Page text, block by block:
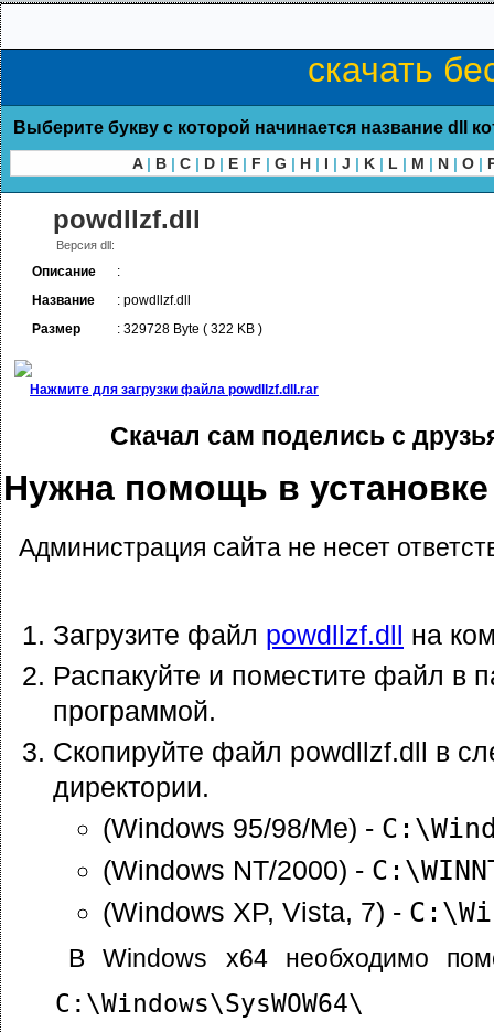
скачать
Выберите букву с которой начинается название dll
A | B | C | D | E | F | G | H | I | J | K | L | M | N | O |
powdllzf.dll
Версия dll:
Описание
:
Название
: powdllzf.dll
Размер
: 329728 Byte ( 322 KB )
Нажмите для загрузки файла powdllzf.dll.rar
Скачал сам поделись с
Нужна помощь в
Администрация сайта не несет
Загрузите файл powdllzf.dll на
Распакуйте и поместите файл в
программой.
Скопируйте файл powdllzf.dll в
директории.
(Windows 95/98/Me) -
(Windows NT/2000) -
(Windows XP, Vista, 7) -
В Windows x64 необходимо
C:\Windows\SysWOW64\